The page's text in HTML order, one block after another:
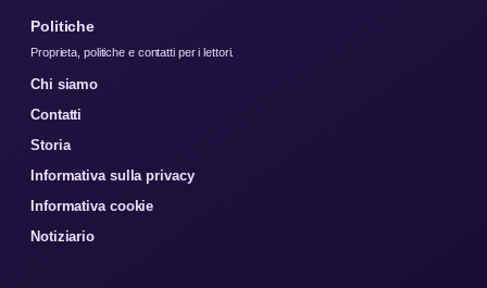
Politiche
Proprieta, politiche e contatti per i lettori.
Chi siamo
Contatti
Storia
Informativa sulla privacy
Informativa cookie
Notiziario